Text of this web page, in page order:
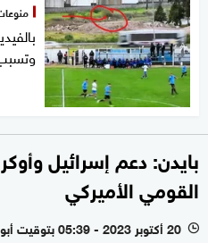
بايدن: دعم إسرائيل
القومي الأميركي
l 20 أكتوبر 2023 - 05:39 بتوقيت أبوظبي